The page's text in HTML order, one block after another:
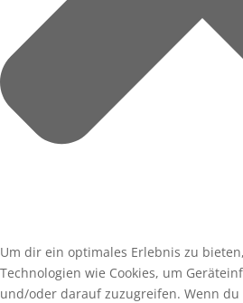
Um dir ein optimales Erlebnis zu
Technologien wie Cookies, um
und/oder darauf zuzugreifen. Wenn du